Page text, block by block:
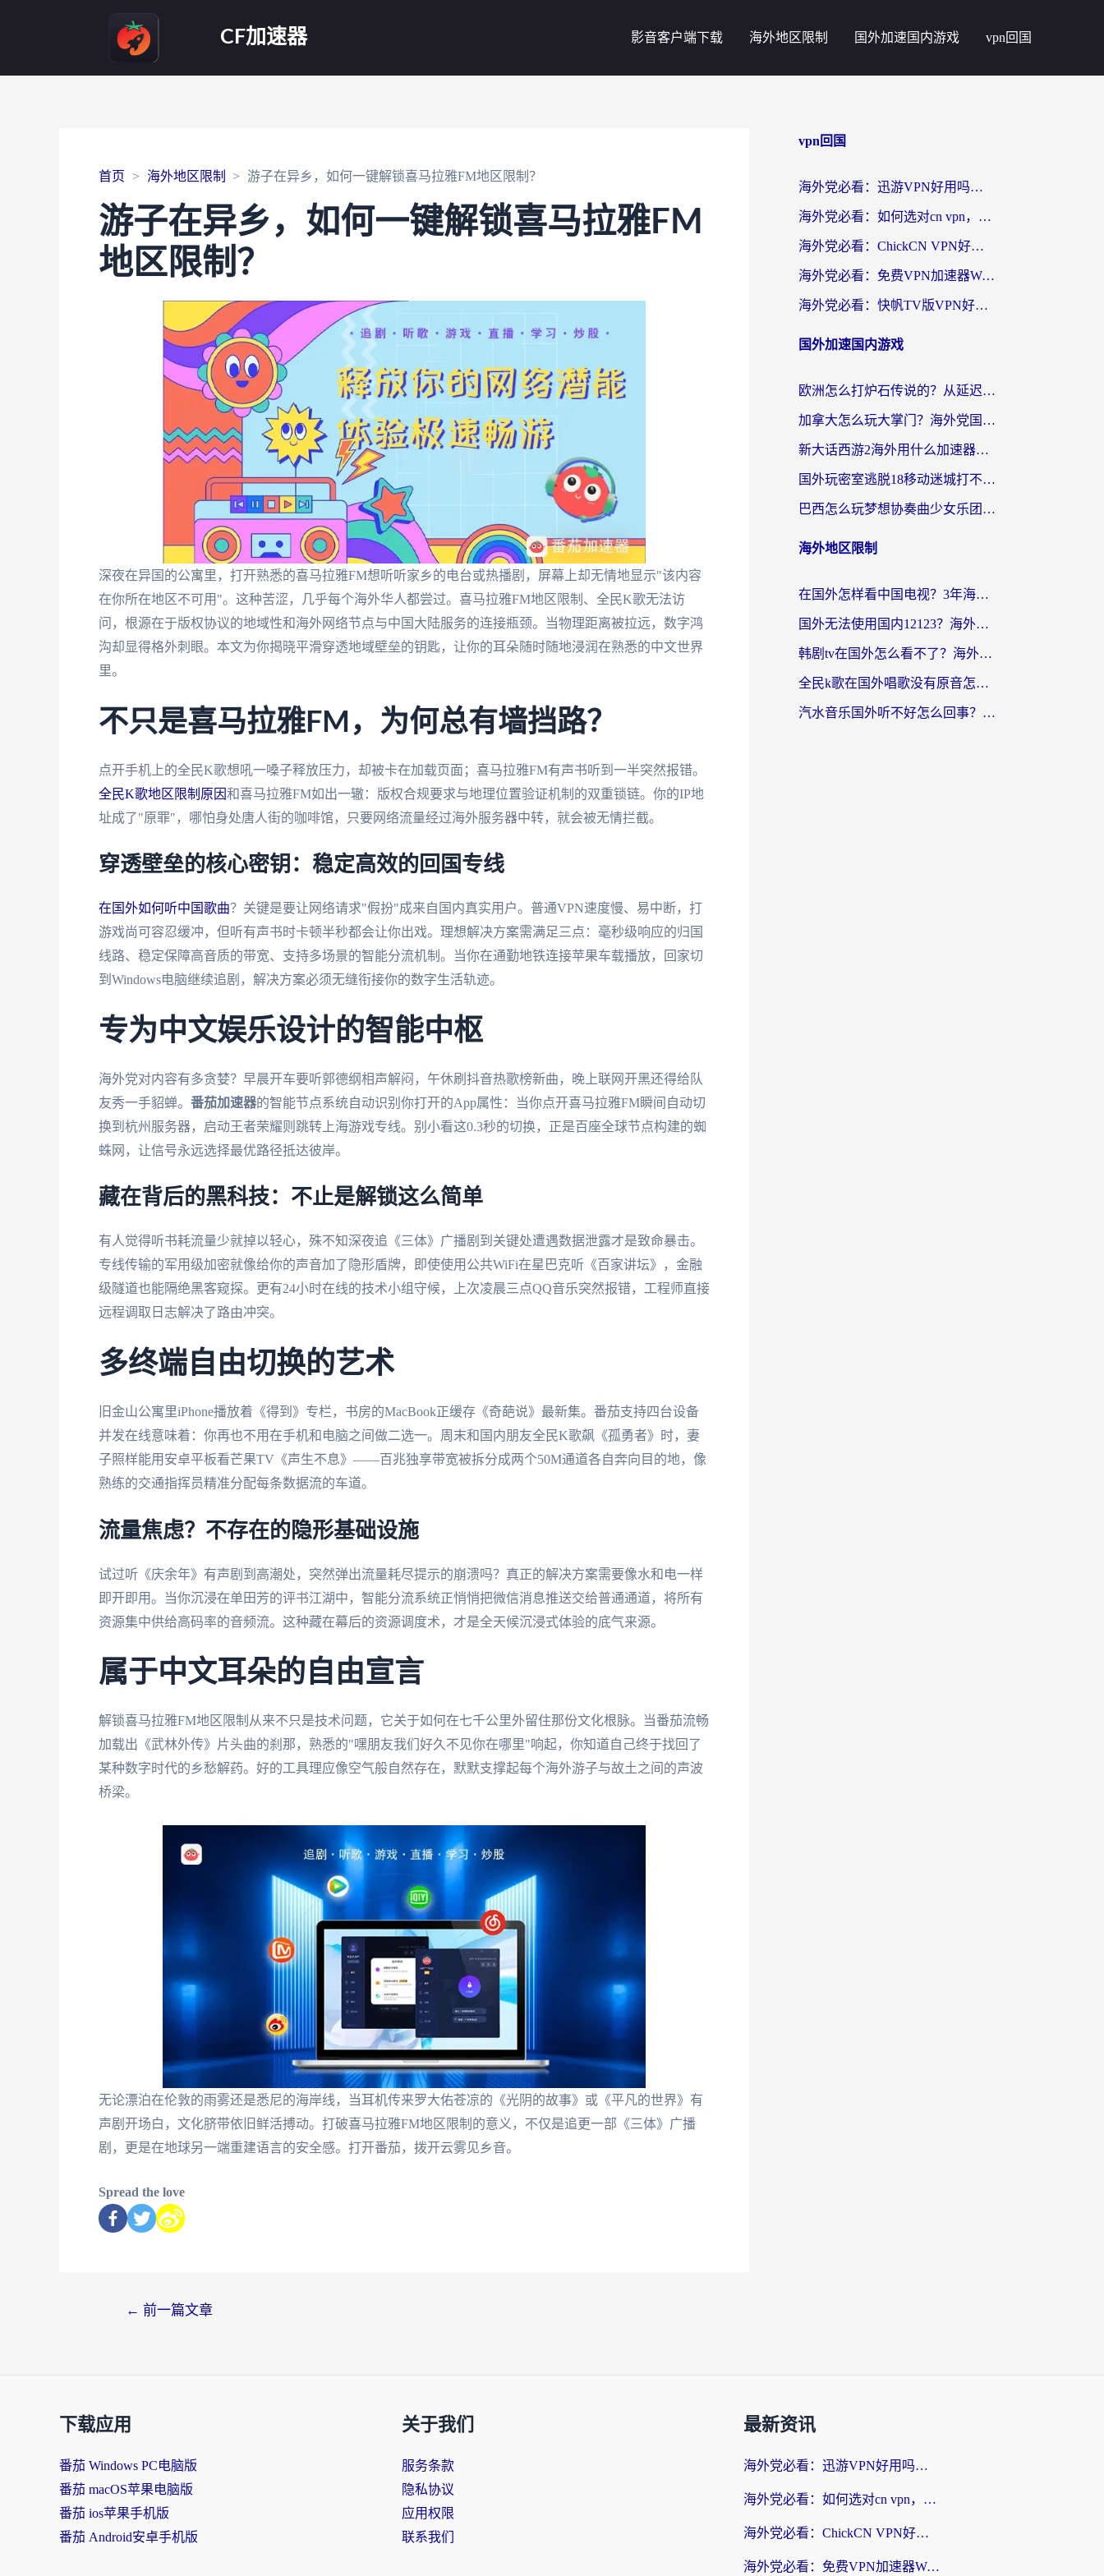
CF加速器 影音客户端下载 海外地区限制 国外加速国内游戏 vpn回国
首页 海外地区限制 游子在异乡，如何一键解锁喜马拉雅FM地区限制？
游子在异乡，如何一键解锁喜马拉雅FM
地区限制？
深夜在异国的公寓里，打开熟悉的喜马拉雅FM想听听家乡的电台或热播剧，屏幕上却无情地显示"该内容
在你所在地区不可用"。这种苦涩，几乎每个海外华人都尝过。喜马拉雅FM地区限制、全民K歌无法访
问，根源在于版权协议的地域性和海外网络节点与中国大陆服务的连接瓶颈。当物理距离被拉远，数字鸿
沟却显得格外刺眼。本文为你揭晓平滑穿透地域壁垒的钥匙，让你的耳朵随时随地浸润在熟悉的中文世界
里。
不只是喜马拉雅FM，为何总有墙挡路？
点开手机上的全民K歌想吼一嗓子释放压力，却被卡在加载页面；喜马拉雅FM有声书听到一半突然报错。
全民K歌地区限制原因和喜马拉雅FM如出一辙：版权合规要求与地理位置验证机制的双重锁链。你的IP地
址成了"原罪"，哪怕身处唐人街的咖啡馆，只要网络流量经过海外服务器中转，就会被无情拦截。
穿透壁垒的核心密钥：稳定高效的回国专线
在国外如何听中国歌曲？关键是要让网络请求"假扮"成来自国内真实用户。普通VPN速度慢、易中断，打
游戏尚可容忍缓冲，但听有声书时卡顿半秒都会让你出戏。理想解决方案需满足三点：毫秒级响应的归国
线路、稳定保障高音质的带宽、支持多场景的智能分流机制。当你在通勤地铁连接苹果车载播放，回家切
到Windows电脑继续追剧，解决方案必须无缝衔接你的数字生活轨迹。
专为中文娱乐设计的智能中枢
海外党对内容有多贪婪？早晨开车要听郭德纲相声解闷，午休刷抖音热歌榜新曲，晚上联网开黑还得给队
友秀一手貂蝉。 番茄加速器的智能节点系统自动识别你打开的App属性：当你点开喜马拉雅FM瞬间自动切
换到杭州服务器，启动王者荣耀则跳转上海游戏专线。别小看这0.3秒的切换，正是百座全球节点构建的蜘
蛛网，让信号永远选择最优路径抵达彼岸。
藏在背后的黑科技：不止是解锁这么简单
有人觉得听书耗流量少就掉以轻心，殊不知深夜追《三体》广播剧到关键处遭遇数据泄露才是致命暴击。
专线传输的军用级加密就像给你的声音加了隐形盾牌，即使使用公共WiFi在星巴克听《百家讲坛》，金融
级隧道也能隔绝黑客窥探。更有24小时在线的技术小组守候，上次凌晨三点QQ音乐突然报错，工程师直接
远程调取日志解决了路由冲突。
多终端自由切换的艺术
旧金山公寓里iPhone播放着《得到》专栏，书房的MacBook正缓存《奇葩说》最新集。番茄支持四台设备
并发在线意味着：你再也不用在手机和电脑之间做二选一。周末和国内朋友全民K歌飙《孤勇者》时，妻
子照样能用安卓平板看芒果TV《声生不息》——百兆独享带宽被拆分成两个50M通道各自奔向目的地，像
熟练的交通指挥员精准分配每条数据流的车道。
流量焦虑？不存在的隐形基础设施
试过听《庆余年》有声剧到高潮处，突然弹出流量耗尽提示的崩溃吗？真正的解决方案需要像水和电一样
即开即用。当你沉浸在单田芳的评书江湖中，智能分流系统正悄悄把微信消息推送交给普通通道，将所有
资源集中供给高码率的音频流。这种藏在幕后的资源调度术，才是全天候沉浸式体验的底气来源。
属于中文耳朵的自由宣言
解锁喜马拉雅FM地区限制从来不只是技术问题，它关于如何在七千公里外留住那份文化根脉。当番茄流畅
加载出《武林外传》片头曲的刹那，熟悉的"嘿朋友我们好久不见你在哪里"响起，你知道自己终于找回了
某种数字时代的乡愁解药。好的工具理应像空气般自然存在，默默支撑起每个海外游子与故土之间的声波
桥梁。
无论漂泊在伦敦的雨雾还是悉尼的海岸线，当耳机传来罗大佑苍凉的《光阴的故事》或《平凡的世界》有
声剧开场白，文化脐带依旧鲜活搏动。打破喜马拉雅FM地区限制的意义，不仅是追更一部《三体》广播
剧，更是在地球另一端重建语言的安全感。打开番茄，拨开云雾见乡音。
Spread the love
← 前一篇文章
vpn回国
海外党必看：迅游VPN好用吗？和番茄加速器VPN对比哪个回国效果更好？
海外党必看：如何选对cn vpn，轻松解锁国内影音游戏？
海外党必看：ChickCN VPN好用吗？和星河VPN对比哪个回国效果更好？附真实体验+避坑指南
海外党必看：免费VPN加速器Windows版怎么选？附真实测评与无缝访问国内资源指南
海外党必看：快帆TV版VPN好用吗？和hi龟龟VPN对比哪个回国效果更好？附免费加速器选择指南
国外加速国内游戏
欧洲怎么打炉石传说的？从延迟999到丝滑上分，我找到了靠谱加速器
加拿大怎么玩大掌门？海外党国服游戏加速避坑指南（附实用工具推荐）
新大话西游2海外用什么加速器登录？老玩家亲测有效的国服游戏加速指南
国外玩密室逃脱18移动迷城打不开怎么办？海外玩家亲测有效的解决指南
巴西怎么玩梦想协奏曲少女乐团派对？海外党必看的国服游戏加速全攻略（附波兰天涯明月刀实用技巧）
海外地区限制
在国外怎样看中国电视？3年海外党亲测有效的追剧加速器指南
国外无法使用国内12123？海外华人必看：选对回国加速器，解决迪拜语音+12123访问难题
韩剧tv在国外怎么看不了？海外党追剧自由的终极解决方案来了
全民k歌在国外唱歌没有原音怎么办？别让地域限制毁了你的麦霸时刻
汽水音乐国外听不好怎么回事？海外党亲测有效的回国加速方案来了
下载应用
番茄 Windows PC电脑版
番茄 macOS苹果电脑版
番茄 ios苹果手机版
番茄 Android安卓手机版
关于我们
服务条款
隐私协议
应用权限
联系我们
最新资讯
海外党必看：迅游VPN好用吗？和番茄加速器VPN对比哪个回国效果更好？
海外党必看：如何选对cn vpn，轻松解锁国内影音游戏？
海外党必看：ChickCN VPN好用吗？和星河VPN对比哪个回国效果更好？附真实体验+避坑指南
海外党必看：免费VPN加速器Windows版怎么选？附真实测评与无缝访问国内资源指南